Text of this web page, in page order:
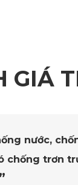
GIÁ
nước,
chống trơn
”